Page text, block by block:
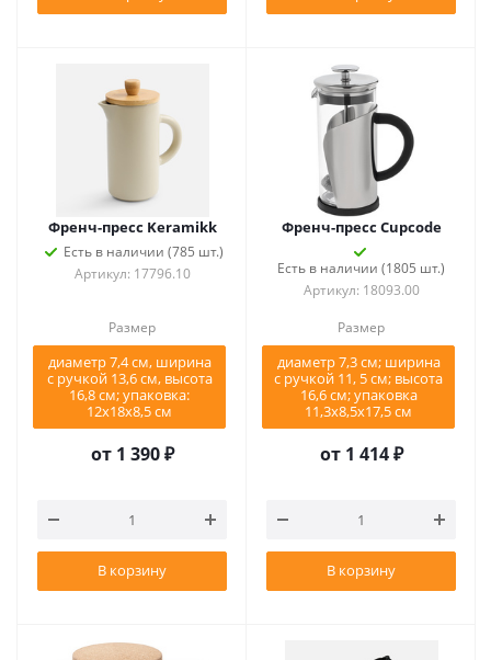
Френч-пресс Keramikk
Есть в наличии (785 шт.)
Артикул: 17796.10
Размер
диаметр 7,4 см, ширина
с ручкой 13,6 см, высота
16,8 см; упаковка:
12х18х8,5 см
от 1 390 ₽
В корзину
Френч-пресс Cupcode
Есть в наличии (1805 шт.)
Артикул: 18093.00
Размер
диаметр 7,3 см; ширина
с ручкой 11, 5 см; высота
16,6 см; упаковка
11,3х8,5х17,5 см
от 1 414 ₽
В корзину